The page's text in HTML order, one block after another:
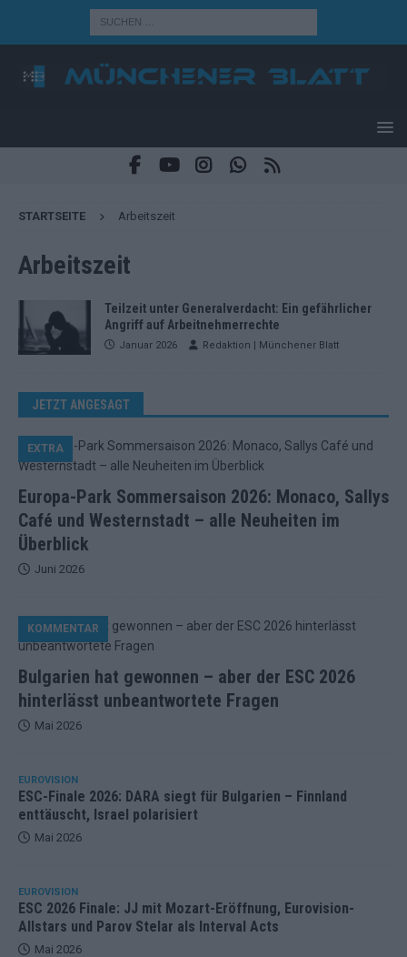
STARTSEITE Arbeitszeit
Arbeitszeit
Teilzeit unter Generalverdacht: Ein gefährlicher
Angriff auf Arbeitnehmerrechte
Januar 2026 Redaktion | Münchener Blatt
JETZT ANGESAGT
Europa-Park Sommersaison 2026: Monaco, Sallys
Café und Westernstadt – alle Neuheiten im
Überblick
EXTRA
Juni 2026
Bulgarien hat gewonnen – aber der ESC 2026
hinterlässt unbeantwortete Fragen
KOMMENTAR
Mai 2026
EUROVISION
ESC-Finale 2026: DARA siegt für Bulgarien – Finnland
enttäuscht, Israel polarisiert
Mai 2026
EUROVISION
ESC 2026 Finale: JJ mit Mozart-Eröffnung, Eurovision-
Allstars und Parov Stelar als Interval Acts
Mai 2026